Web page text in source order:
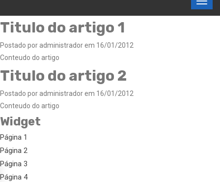
Titulo do artigo 1
Postado por administrador em 16/01/2012
Conteudo do artigo
Titulo do artigo 2
Postado por administrador em 16/01/2012
Conteudo do artigo
Widget
Página 1
Página 2
Página 3
Página 4